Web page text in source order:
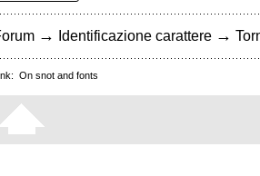
→ Identificazione carattere →
On snot and fonts